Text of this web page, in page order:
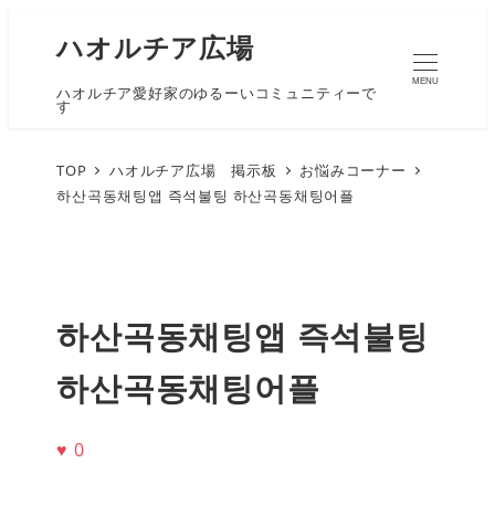
ハオルチア広場
ハオルチア愛好家のゆるーいコミュニティーで
す
MENU
TOP ハオルチア広場 掲示板
お悩みコーナー
하산곡동채팅앱 즉석불팅 하산곡동채팅어플
하산곡동채팅앱 즉석불팅
하산곡동채팅어플
♥ 0